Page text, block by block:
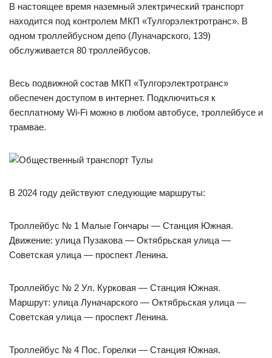
В настоящее время наземный электрический транспорт
находится под контролем МКП «Тулгорэлектротранс». В
одном троллейбусном депо (Луначарского, 139)
обслуживается 80 троллейбусов.
Весь подвижной состав МКП «Тулгорэлектротранс»
обеспечен доступом в интернет. Подключиться к
бесплатному Wi-Fi можно в любом автобусе, троллейбусе и
трамвае.
В 2024 году действуют следующие маршруты:
Троллейбус № 1 Малые Гончары — Станция Южная.
Движение: улица Пузакова — Октябрьская улица —
Советская улица — проспект Ленина.
Троллейбус № 2 Ул. Курковая — Станция Южная.
Маршрут: улица Луначарского — Октябрьская улица —
Советская улица — проспект Ленина.
Троллейбус № 4 Пос. Горелки — Станция Южная.